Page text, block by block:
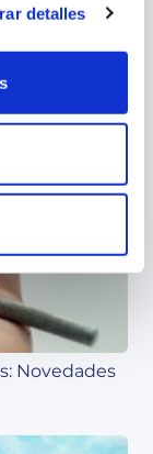
detalles
Novedades